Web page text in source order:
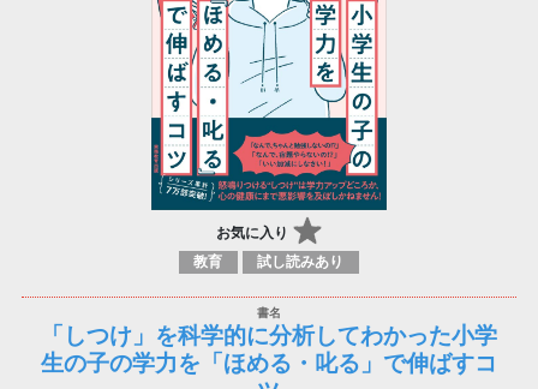
お気に入り
教育 試し読みあり
「しつけ」を科学的に分析してわかった小学
生の子の学力を「ほめる・叱る」で伸ばすコ